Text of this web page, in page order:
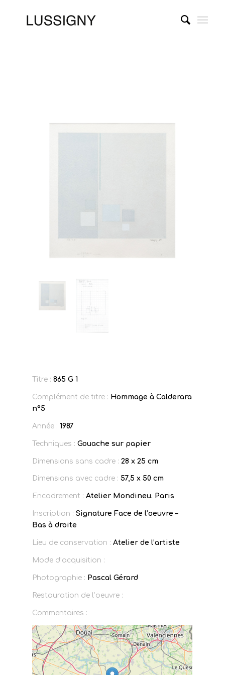
Titre : 865 G 1
Complément de titre : Hommage à Calderara
n°5
Année : 1987
Techniques : Gouache sur papier
Dimensions sans cadre : 28 x 25 cm
Dimensions avec cadre : 57,5 x 50 cm
Encadrement : Atelier Mondineu. Paris
Inscription : Signature Face de l’oeuvre –
Bas à droite
Lieu de conservation : Atelier de l’artiste
Mode d’acquisition :
Photographie : Pascal Gérard
Restauration de l’oeuvre :
Commentaires :